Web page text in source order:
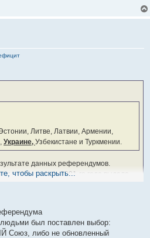
Литве, Латвии, Армении,
Украине, Узбекистане и Туркмении.
данных референдумов.
референдуме 1991-го года выдала
чтобы раскрыть...
был поставлен выбор:
Союз, либо не обновленный